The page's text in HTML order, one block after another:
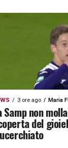
3 ore ago Maria
Samp non
del